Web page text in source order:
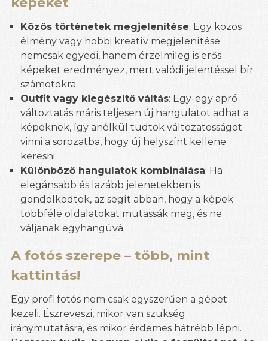
Közös történetek megjelenítése: Egy közös
élmény vagy hobbi kreatív megjelenítése
nemcsak egyedi, hanem érzelmileg is erős
képeket eredményez, mert valódi jelentéssel bír
számotokra.
Outfit vagy kiegészítő váltás: Egy-egy apró
változtatás máris teljesen új hangulatot adhat a
képeknek, így anélkül tudtok változatosságot
vinni a sorozatba, hogy új helyszínt kellene
keresni.
Különböző hangulatok kombinálása: Ha
elegánsabb és lazább jelenetekben is
gondolkodtok, az segít abban, hogy a képek
többféle oldalatokat mutassák meg, és ne
váljanak egyhangúvá.
A fotós szerepe – több, mint
kattintás!
Egy profi fotós nem csak egyszerűen a gépet
kezeli. Észreveszi, mikor van szükség
iránymutatásra, és mikor érdemes hátrébb lépni.